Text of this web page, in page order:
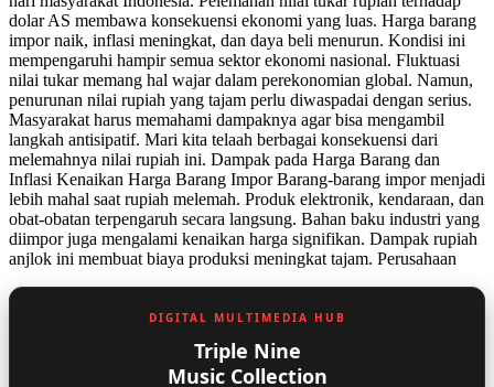
dolar AS membawa konsekuensi ekonomi yang luas. Harga barang
impor naik, inflasi meningkat, dan daya beli menurun. Kondisi ini
mempengaruhi hampir semua sektor ekonomi nasional. Fluktuasi
nilai tukar memang hal wajar dalam perekonomian global. Namun,
penurunan nilai rupiah yang tajam perlu diwaspadai dengan serius.
Masyarakat harus memahami dampaknya agar bisa mengambil
langkah antisipatif. Mari kita telaah berbagai konsekuensi dari
melemahnya nilai rupiah ini. Dampak pada Harga Barang dan
Inflasi Kenaikan Harga Barang Impor Barang-barang impor menjadi
lebih mahal saat rupiah melemah. Produk elektronik, kendaraan, dan
obat-obatan terpengaruh secara langsung. Bahan baku industri yang
diimpor juga mengalami kenaikan harga signifikan. Dampak rupiah
anjlok ini membuat biaya produksi meningkat tajam. Perusahaan
DIGITAL MULTIMEDIA HUB
Triple Nine
Music Collection